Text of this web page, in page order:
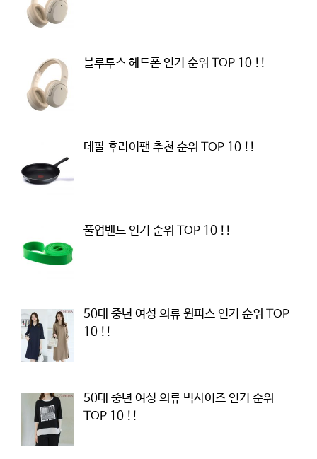
블루투스 헤드폰 인기 순위 TOP 10 !!
테팔 후라이팬 추천 순위 TOP 10 !!
풀업밴드 인기 순위 TOP 10 !!
50대 중년 여성 의류 원피스 인기 순위 TOP
10 !!
50대 중년 여성 의류 빅사이즈 인기 순위
TOP 10 !!